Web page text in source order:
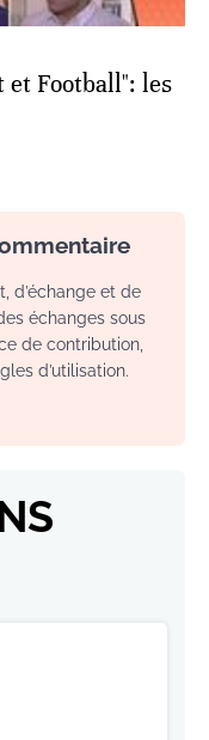
et Football": les
d’échange et de
échanges sous
de contribution,
d’utilisation.